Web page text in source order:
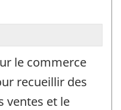
le commerce
recueillir des
ventes et le